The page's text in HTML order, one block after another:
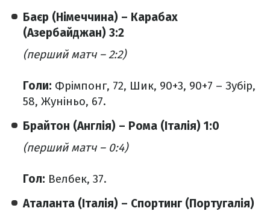
Баєр (Німеччина) – Карабах
(Азербайджан) 3:2
(перший матч – 2:2)
Голи: Фрімпонг, 72, Шик, 90+3, 90+7 – Зубір,
58, Жуніньо, 67.
Брайтон (Англія) – Рома (Італія) 1:0
(перший матч – 0:4)
Гол: Велбек, 37.
Аталанта (Італія) – Спортинг (Португалія)